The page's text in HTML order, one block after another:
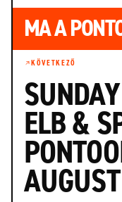
MA A
KÖVETKEZŐ
ELB &